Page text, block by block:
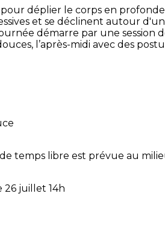
déplier le corps en
et se déclinent autour
démarre par une session
l’après-midi avec des
temps libre est prévue au
26 juillet 14h